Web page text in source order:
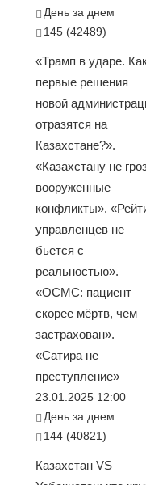
День за днем
145 (42489)
«Трамп в ударе.
первые решения
новой
отразятся на
Казахстане?».
«Казахстану не
вооруженные
конфликты».
управленцев не
бьется с
реальностью».
«ОСМС: пациент
скорее мёртв, чем
застрахован».
«Сатира не
преступление»
23.01.2025 12:00
День за днем
144 (40821)
Казахстан VS